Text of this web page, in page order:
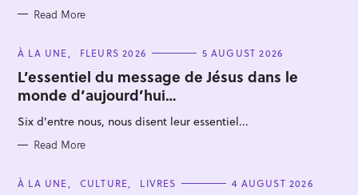
Read More
C
T
E
G
O
R
I
S
À LA UNE FLEURS 2026 5 AUGUST 2026
L’essentiel du message de Jésus dans le
monde d’aujourd’hui…
Six d'entre nous, nous disent leur essentiel...
Read More
C
À LA UNE CULTURE LIVRES 4 AUGUST 2026